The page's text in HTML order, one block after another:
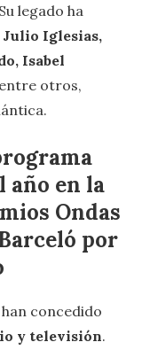
legado ha
Iglesias,
Isabel
otros,
año en la
Ondas
por
concedido
y televisión.